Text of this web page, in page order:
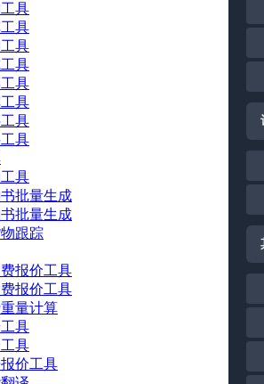
具
具
具
具
具
具
具
具
具
批量生成
批量生成
跟踪
报价工具
报价工具
量计算
具
具
价工具